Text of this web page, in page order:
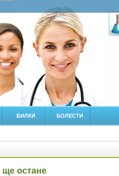
БИЛКИ БОЛЕСТИ
ще остане